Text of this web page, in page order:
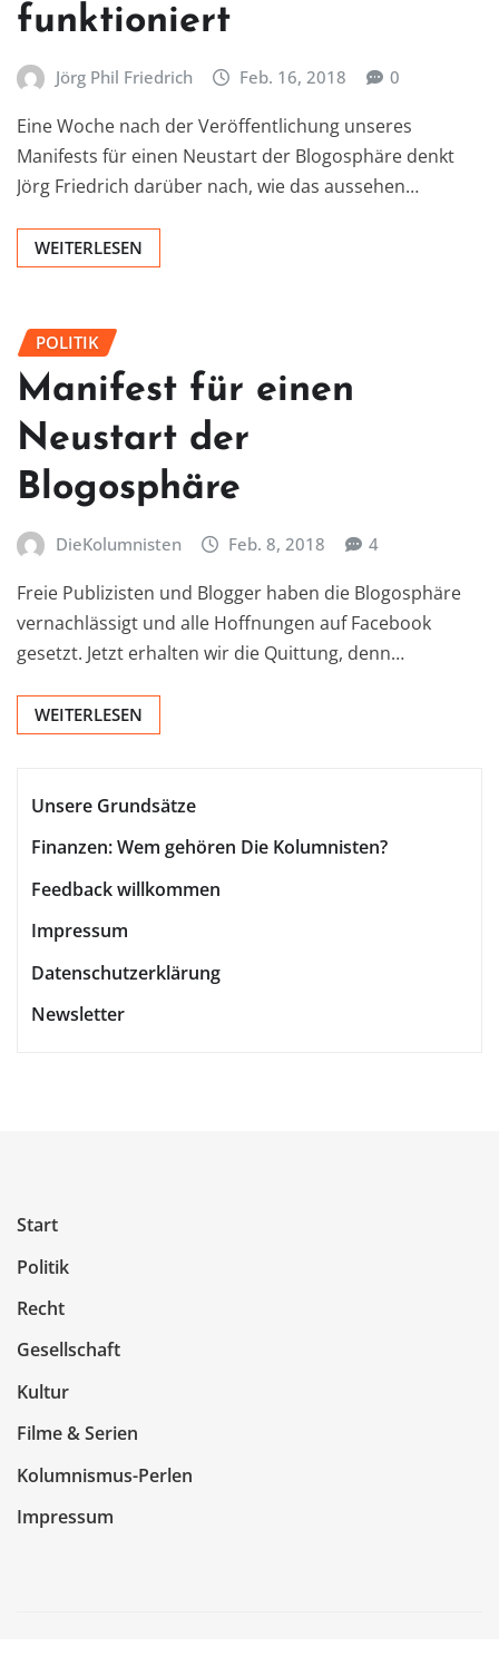
funktioniert
Jörg Phil Friedrich Feb. 16, 2018 0
Eine Woche nach der Veröffentlichung unseres
Manifests für einen Neustart der Blogosphäre denkt
Jörg Friedrich darüber nach, wie das aussehen…
WEITERLESEN
POLITIK
Manifest für einen
Neustart der
Blogosphäre
DieKolumnisten Feb. 8, 2018 4
Freie Publizisten und Blogger haben die Blogosphäre
vernachlässigt und alle Hoffnungen auf Facebook
gesetzt. Jetzt erhalten wir die Quittung, denn…
WEITERLESEN
Unsere Grundsätze
Finanzen: Wem gehören Die Kolumnisten?
Feedback willkommen
Impressum
Datenschutzerklärung
Newsletter
Start
Politik
Recht
Gesellschaft
Kultur
Filme & Serien
Kolumnismus-Perlen
Impressum